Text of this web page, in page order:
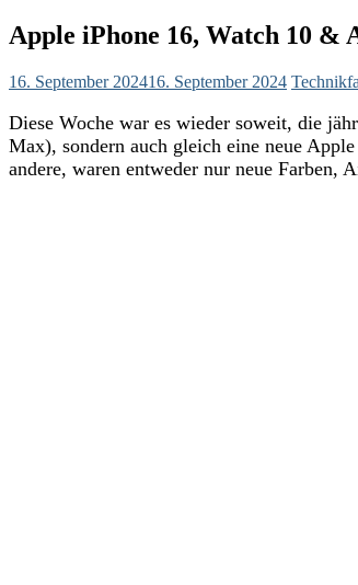
Apple iPhone 16, Watch 10 &
16. September 202416. September 2024
Diese Woche war es wieder soweit, die
Max), sondern auch gleich eine neue
andere, waren entweder nur neue